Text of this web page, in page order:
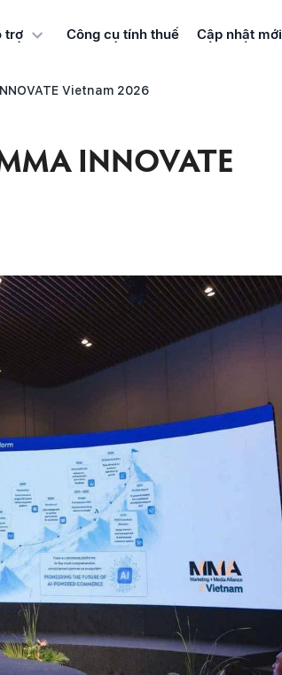
trợ Công cụ tính thuế Cập nhật mới
Vietnam 2026
INNOVATE